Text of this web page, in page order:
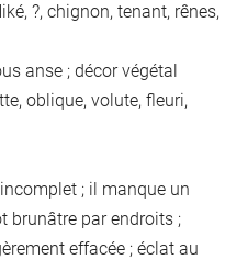
?, chignon, tenant, rênes,
anse ; décor végétal
oblique, volute, fleuri,
; il manque un
brunâtre par endroits ;
effacée ; éclat au